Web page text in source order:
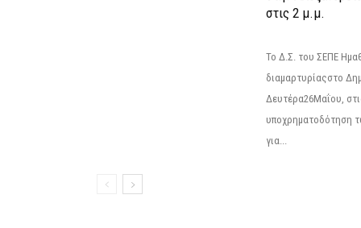
στις 2 μ.μ.
Το Δ.Σ. του ΣΕΠΕ
διαμαρτυρίαςστο
Δευτέρα26Μαΐου,
υποχρηματοδότηση
για...